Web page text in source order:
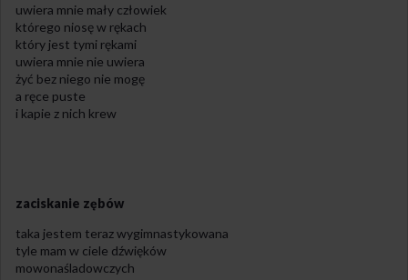
uwiera mnie mały człowiek
którego niosę w rękach
który jest tymi rękami
uwiera mnie nie uwiera
żyć bez niego nie mogę
a ręce puste
i kapie z nich krew
zaciskanie zębów
taka jestem teraz wygimnastykowana
tyle mam w ciele dźwięków
mowonaśladowczych